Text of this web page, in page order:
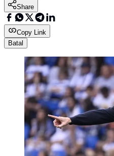
Share
Copy Link
Batal